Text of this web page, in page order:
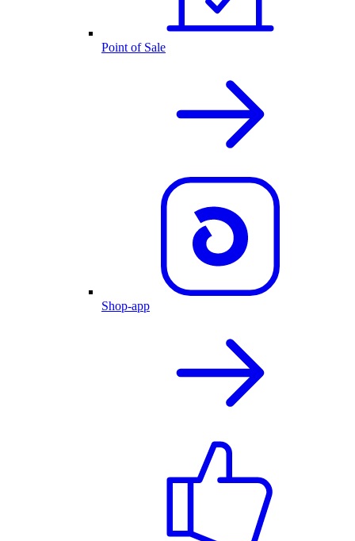
Point of Sale
Shop-app